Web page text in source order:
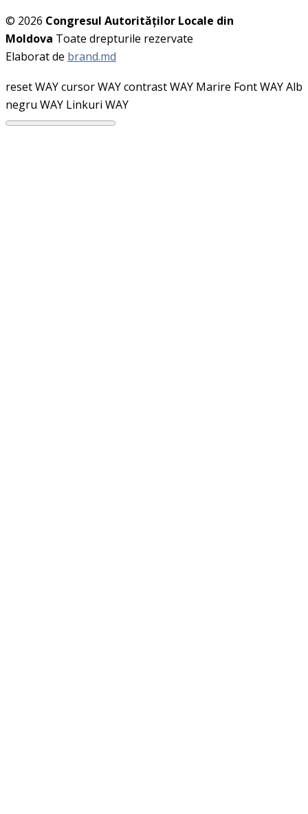
© 2026 Congresul Autorităţilor Locale din
Moldova Toate drepturile rezervate
Elaborat de brand.md
reset WAYcursor WAYcontrast WAY Marire Font WAYAlb
negru WAY Linkuri WAY